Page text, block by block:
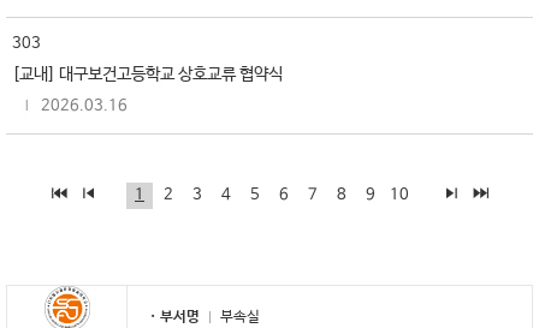
303
[교내] 대구보건고등학교 상호교류 협약식
2026.03.16
1 2 3 4 5 6 7 8 9 10
부서명
부속실